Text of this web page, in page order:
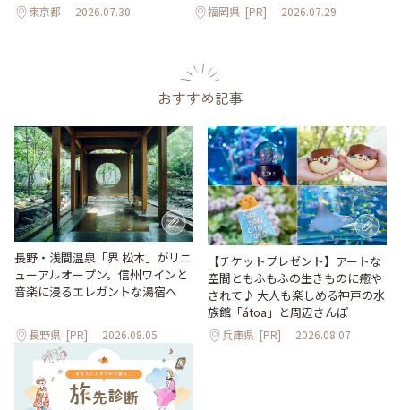
東京都 2026.07.30 福岡県 [PR] 2026.07.29
おすすめ記事
長野・浅間温泉「界 松本」がリニ
ューアルオープン。信州ワインと
音楽に浸るエレガントな湯宿へ
長野県 [PR] 2026.08.05
【チケットプレゼント】アートな
空間ともふもふの生きものに癒や
されて♪ 大人も楽しめる神戸の水
族館「átoa」と周辺さんぽ
兵庫県 [PR] 2026.08.07